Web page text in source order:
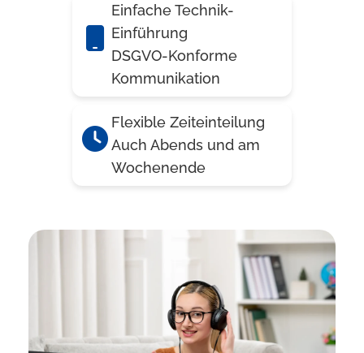
Einfache Technik-
Einführung
DSGVO-Konforme
Kommunikation
Flexible Zeiteinteilung
Auch Abends und am
Wochenende